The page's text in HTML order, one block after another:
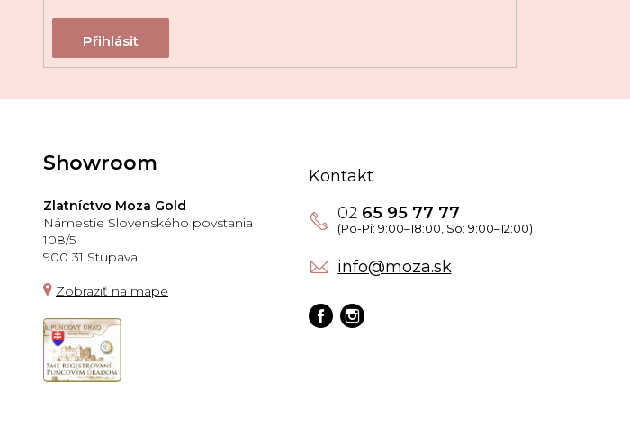
Showroom
Zlatníctvo Moza Gold
Námestie Slovenského povstania
108/5
900 31 Stupava
Zobraziť na mape
Kontakt
info@moza.sk
0265 95 77 77